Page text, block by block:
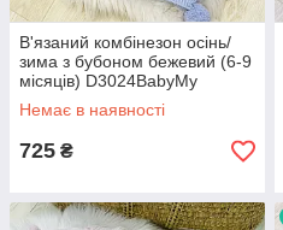
В'язаний комбінезон осінь/
зима з бубоном бежевий (6-9
місяців) D3024BabyMy
Немає в наявності
725 ₴